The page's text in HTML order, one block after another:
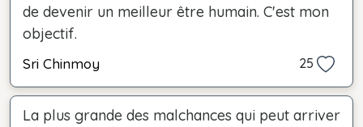
de devenir un meilleur être humain. C'est mon
objectif.
Sri Chinmoy 25
La plus grande des malchances qui peut arriver